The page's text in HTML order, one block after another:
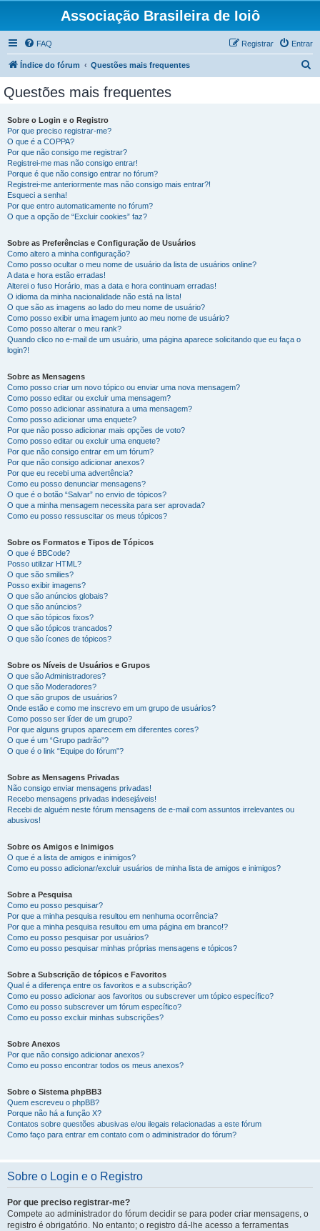
Associação Brasileira de Ioiô
FAQ Entrar
Registrar
Índice do fórum Questões mais frequentes
Questões mais frequentes
Sobre o Login e o Registro
Por que preciso registrar-me?
O que é a COPPA?
Por que não consigo me registrar?
Registrei-me mas não consigo entrar!
Porque é que não consigo entrar no fórum?
Registrei-me anteriormente mas não consigo mais entrar?!
Esqueci a senha!
Por que entro automaticamente no fórum?
O que a opção de “Excluir cookies” faz?
Sobre as Preferências e Configuração de Usuários
Como altero a minha configuração?
Como posso ocultar o meu nome de usuário da lista de usuários online?
A data e hora estão erradas!
Alterei o fuso Horário, mas a data e hora continuam erradas!
O idioma da minha nacionalidade não está na lista!
O que são as imagens ao lado do meu nome de usuário?
Como posso exibir uma imagem junto ao meu nome de usuário?
Como posso alterar o meu rank?
Quando clico no e-mail de um usuário, uma página aparece solicitando que eu faça o
login?!
Sobre as Mensagens
Como posso criar um novo tópico ou enviar uma nova mensagem?
Como posso editar ou excluir uma mensagem?
Como posso adicionar assinatura a uma mensagem?
Como posso adicionar uma enquete?
Por que não posso adicionar mais opções de voto?
Como posso editar ou excluir uma enquete?
Por que não consigo entrar em um fórum?
Por que não consigo adicionar anexos?
Por que eu recebi uma advertência?
Como eu posso denunciar mensagens?
O que é o botão “Salvar” no envio de tópicos?
O que a minha mensagem necessita para ser aprovada?
Como eu posso ressuscitar os meus tópicos?
Sobre os Formatos e Tipos de Tópicos
O que é BBCode?
Posso utilizar HTML?
O que são smilies?
Posso exibir imagens?
O que são anúncios globais?
O que são anúncios?
O que são tópicos fixos?
O que são tópicos trancados?
O que são ícones de tópicos?
Sobre os Níveis de Usuários e Grupos
O que são Administradores?
O que são Moderadores?
O que são grupos de usuários?
Onde estão e como me inscrevo em um grupo de usuários?
Como posso ser líder de um grupo?
Por que alguns grupos aparecem em diferentes cores?
O que é um “Grupo padrão”?
O que é o link “Equipe do fórum”?
Sobre as Mensagens Privadas
Não consigo enviar mensagens privadas!
Recebo mensagens privadas indesejáveis!
Recebi de alguém neste fórum mensagens de e-mail com assuntos irrelevantes ou
abusivos!
Sobre os Amigos e Inimigos
O que é a lista de amigos e inimigos?
Como eu posso adicionar/excluir usuários de minha lista de amigos e inimigos?
Sobre a Pesquisa
Como eu posso pesquisar?
Por que a minha pesquisa resultou em nenhuma ocorrência?
Por que a minha pesquisa resultou em uma página em branco!?
Como eu posso pesquisar por usuários?
Como eu posso pesquisar minhas próprias mensagens e tópicos?
Sobre a Subscrição de tópicos e Favoritos
Qual é a diferença entre os favoritos e a subscrição?
Como eu posso adicionar aos favoritos ou subscrever um tópico específico?
Como eu posso subscrever um fórum específico?
Como eu posso excluir minhas subscrições?
Sobre Anexos
Por que não consigo adicionar anexos?
Como eu posso encontrar todos os meus anexos?
Sobre o Sistema phpBB3
Quem escreveu o phpBB?
Porque não há a função X?
Contatos sobre questões abusivas e/ou ilegais relacionadas a este fórum
Como faço para entrar em contato com o administrador do fórum?
Sobre o Login e o Registro
Por que preciso registrar-me?
Compete ao administrador do fórum decidir se para poder criar mensagens, o
registro é obrigatório. No entanto; o registro dá-lhe acesso a ferramentas